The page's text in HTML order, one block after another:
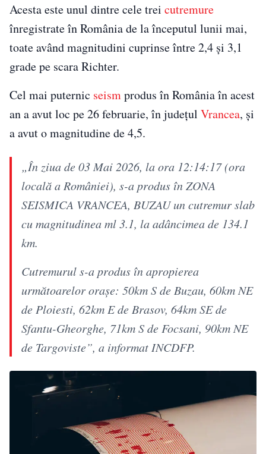
Acesta este unul dintre cele trei cutremure
înregistrate în România de la începutul lunii mai,
toate având magnitudini cuprinse între 2,4 și 3,1
grade pe scara Richter.
Cel mai puternic seismprodus în România în acest
an a avut loc pe 26 februarie, în județul Vrancea, și
a avut o magnitudine de 4,5.
„În ziua de 03 Mai 2026, la ora 12:14:17 (ora
locală a României), s-a produs în ZONA
SEISMICA VRANCEA, BUZAU un cutremur slab
cu magnitudinea ml 3.1, la adâncimea de 134.1
km.
Cutremurul s-a produs în apropierea
următoarelor oraşe: 50km S de Buzau, 60km NE
de Ploiesti, 62km E de Brasov, 64km SE de
Sfantu-Gheorghe, 71km S de Focsani, 90km NE
de Targoviste”, a informat INCDFP.